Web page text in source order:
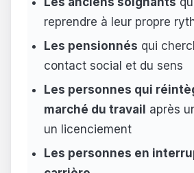
reprendre à leur propre
Les pensionnés qui
contact social et du sens
Les personnes qui
marché du travail après
un licenciement
Les personnes en